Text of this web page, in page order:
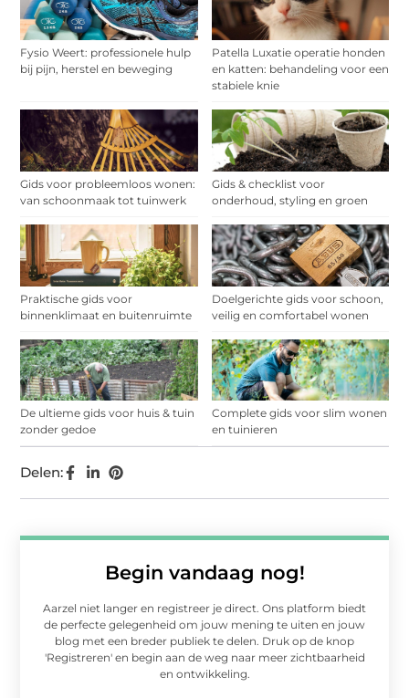
Fysio Weert: professionele hulp
bij pijn, herstel en beweging
Patella Luxatie operatie honden
en katten: behandeling voor een
stabiele knie
Gids voor probleemloos wonen:
van schoonmaak tot tuinwerk
Gids & checklist voor
onderhoud, styling en groen
Praktische gids voor
binnenklimaat en buitenruimte
Doelgerichte gids voor schoon,
veilig en comfortabel wonen
De ultieme gids voor huis & tuin
zonder gedoe
Complete gids voor slim wonen
en tuinieren
Begin vandaag nog!
Aarzel niet langer en registreer je direct. Ons platform biedt
de perfecte gelegenheid om jouw mening te uiten en jouw
blog met een breder publiek te delen. Druk op de knop
'Registreren' en begin aan de weg naar meer zichtbaarheid
en ontwikkeling.
Delen: